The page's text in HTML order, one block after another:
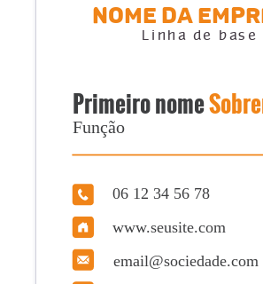
email@sociedade.com
06 12 34 56 78
www.seusite.com
Função
Primeiro nome
Nome da
Linha de base